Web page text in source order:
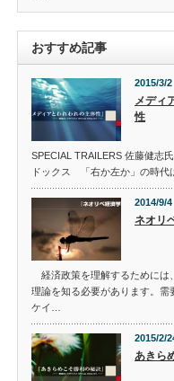
おすすめ記事
2015/3/2
メディ
性
SPECIAL TRAILERS 佐藤健志
ドックス 「右か左か」の時代
2014/9/4
ネオリ
経済政策を理解するためには
理論を知る必要があります。需
ケイ…
2015/2/
あきら